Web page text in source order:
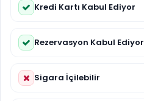
Kredi Kartı Kabul Ediyor
Rezervasyon Kabul Ediyor
Sigara İçilebilir